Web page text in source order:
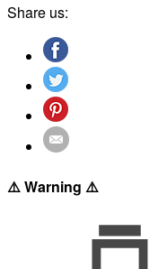
Share us:
⚠️ Warning ⚠️